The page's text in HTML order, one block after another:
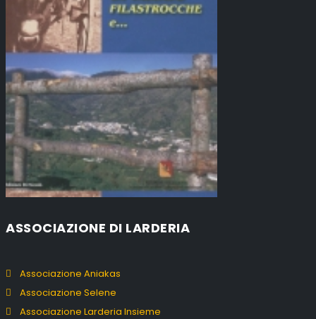
ASSOCIAZIONE DI LARDERIA
Associazione Aniakas
Associazione Selene
Associazione Larderia Insieme